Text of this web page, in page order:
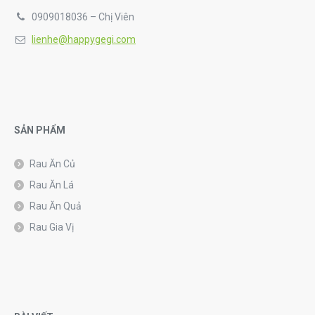
0909018036 – Chị Viên
lienhe@happygegi.com
SẢN PHẨM
Rau Ăn Củ
Rau Ăn Lá
Rau Ăn Quả
Rau Gia Vị